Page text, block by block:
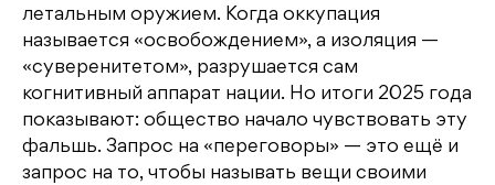
летальным оружием. Когда оккупация
называется «освобождением», а изоляция —
«суверенитетом», разрушается сам
когнитивный аппарат нации. Но итоги 2025 года
показывают: общество начало чувствовать эту
фальшь. Запрос на «переговоры» — это ещё и
запрос на то, чтобы называть вещи своими